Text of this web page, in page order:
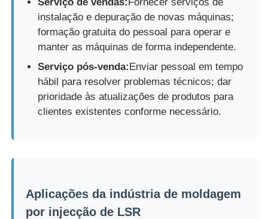
instalação e depuração de novas máquinas;
formação gratuita do pessoal para operar e
manter as máquinas de forma independente.
Serviço pós-venda:Enviar pessoal em tempo
hábil para resolver problemas técnicos; dar
prioridade às atualizações de produtos para
clientes existentes conforme necessário.
Aplicações da indústria de moldagem
por injecção de LSR